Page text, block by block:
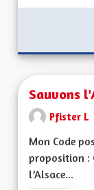
Sauvons
Pfister L
Mon Code
proposition :
l’Alsace...